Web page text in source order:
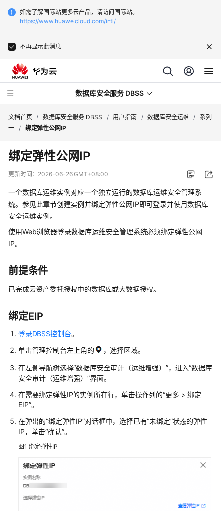
如需了解国际站更多云产品，请访问国际站。
https://www.huaweicloud.com/intl/
不再显示此消息
数据库安全服务 DBSS
新
动
产
品
绍
费
明
快
入
门
用
户
指
南
创
建
用
并
授
权
使
文档首页 / 数据库安全服务 DBSS / 用户指南 / 数据库安全运维 /
系列
一 / 绑定弹性公网IP
绑定弹性公网IP
更新时间： 2026-06-26 GMT+08:00
一个数据库运维实例对应一个独立运行的数据库运维安全管理系
统。参见此章节创建实例并绑定弹性公网IP即可登录并使用数据库
安全运维实例。
使用Web浏览器登录数据库运维安全管理系统必须绑定弹性公网
IP。
前提条件
已完成云资产委托授权中的数据库或大数据授权。
绑定EIP
登录DBSS控制台。
单击管理控制台左上角的
，选择区域。
在左侧导航树选择“数据库安全审计（运维增强） ”，进入“数据库
安全审计（运维增强）”界面。
在需要绑定弹性IP的实例所在行，单击操作列的“更多 > 绑定
EIP”。
在弹出的“绑定弹性IP”对话框中，选择已有“未绑定”状态的弹性
IP，单击“确认”。
图1 绑定弹性IP